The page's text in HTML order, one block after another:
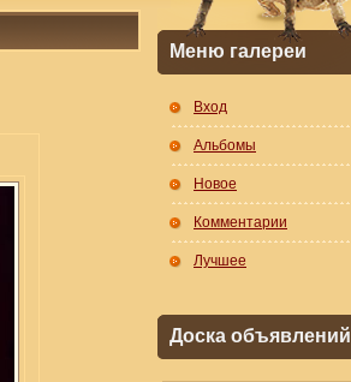
Меню галереи
Вход
Альбомы
Новое
Комментарии
Лучшее
Доска объявлений